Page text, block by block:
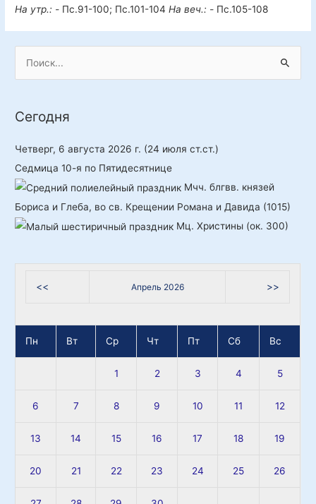
На утр.: - Пс.91-100; Пс.101-104 На веч.: - Пс.105-108
с
Сегодня
Четверг, 6 августа 2026 г. (24 июля ст.ст.)
Седмица 10-я по Пятидесятнице
Мчч. блгвв. князей
Бориса и Глеба, во св. Крещении Романа и Давида (1015)
Мц. Христины (ок. 300)
<< Апрель 2026 >>
Пн Вт Ср Чт Пт Сб Вс
1 2 3 4 5
6 7 8 9 10 11 12
13 14 15 16 17 18 19
20 21 22 23 24 25 26